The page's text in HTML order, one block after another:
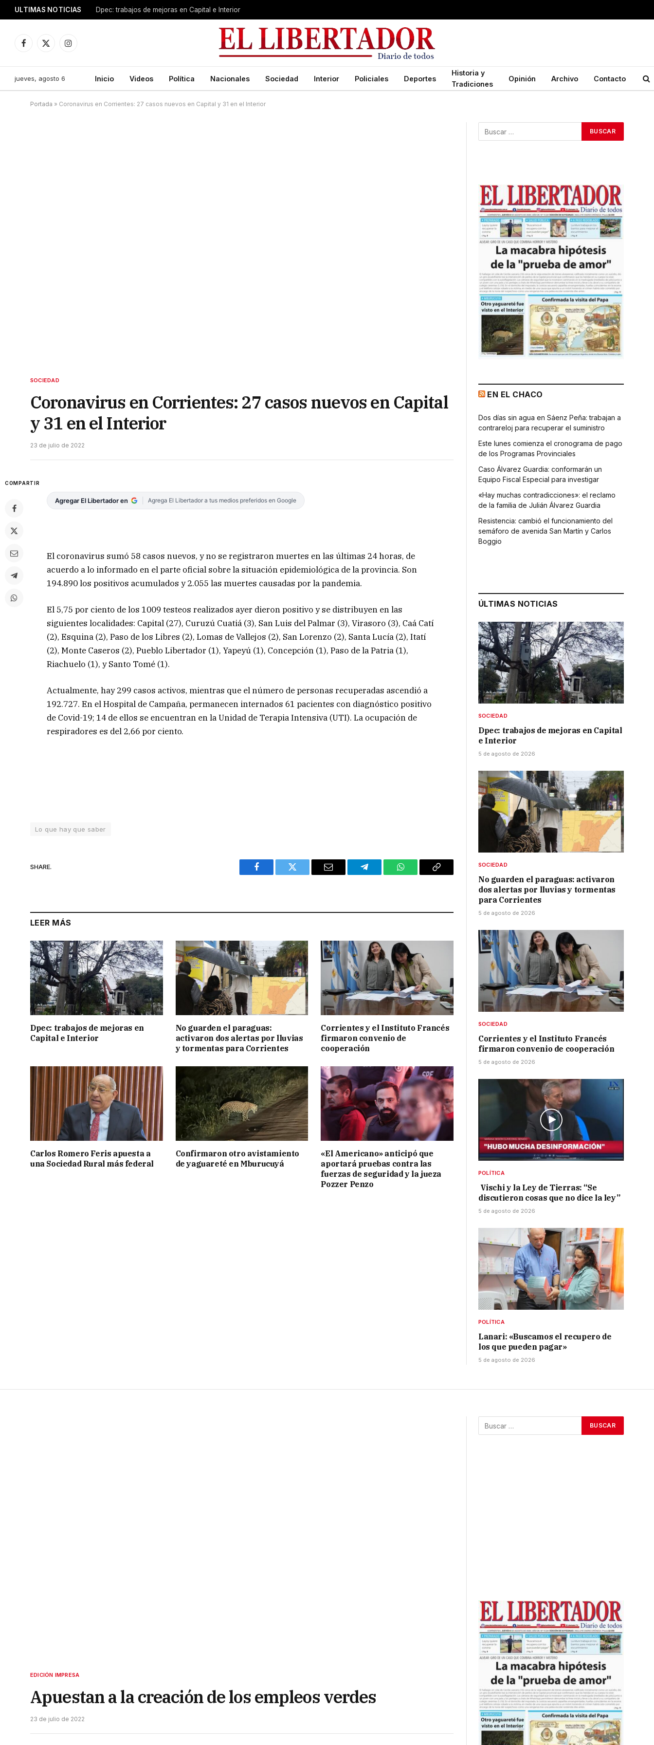
ULTIMAS NOTICIAS Dpec: trabajos de mejoras en Capital e Interior
Facebook
X
Instagram
jueves, agosto 6 Inicio Videos Política Nacionales Sociedad Interior Policiales Deportes
Historia y
Tradiciones
Opinión Archivo Contacto
Portada » Coronavirus en Corrientes: 27 casos nuevos en Capital y 31 en el Interior
SOCIEDAD
Coronavirus en Corrientes: 27 casos nuevos en Capital
y 31 en el Interior
23 de julio de 2022
COMPARTIR
Agregar El Libertador en Agrega El Libertador a tus medios preferidos en Google
El coronavirus sumó 58 casos nuevos, y no se registraron muertes en las últimas 24 horas, de
acuerdo a lo informado en el parte oficial sobre la situación epidemiológica de la provincia. Son
194.890 los positivos acumulados y 2.055 las muertes causadas por la pandemia.
El 5,75 por ciento de los 1009 testeos realizados ayer dieron positivo y se distribuyen en las
siguientes localidades: Capital (27), Curuzú Cuatiá (3), San Luis del Palmar (3), Virasoro (3), Caá Catí
(2), Esquina (2), Paso de los Libres (2), Lomas de Vallejos (2), San Lorenzo (2), Santa Lucía (2), Itatí
(2), Monte Caseros (2), Pueblo Libertador (1), Yapeyú (1), Concepción (1), Paso de la Patria (1),
Riachuelo (1), y Santo Tomé (1).
Actualmente, hay 299 casos activos, mientras que el número de personas recuperadas ascendió a
192.727. En el Hospital de Campaña, permanecen internados 61 pacientes con diagnóstico positivo
de Covid-19; 14 de ellos se encuentran en la Unidad de Terapia Intensiva (UTI). La ocupación de
respiradores es del 2,66 por ciento.
Lo que hay que saber
SHARE.
Facebook Twitter Email Telegram WhatsAppCopy
LEER MÁS
Dpec: trabajos de mejoras en
Capital e Interior
No guarden el paraguas:
activaron dos alertas por lluvias
y tormentas para Corrientes
Corrientes y el Instituto Francés
firmaron convenio de
cooperación
Carlos Romero Feris apuesta a
una Sociedad Rural más federal
Confirmaron otro avistamiento
de yaguareté en Mburucuyá
«El Americano» anticipó que
aportará pruebas contra las
fuerzas de seguridad y la jueza
Pozzer Penzo
EN EL CHACO
Dos días sin agua en Sáenz Peña: trabajan a
contrareloj para recuperar el suministro
Este lunes comienza el cronograma de pago
de los Programas Provinciales
Caso Álvarez Guardia: conformarán un
Equipo Fiscal Especial para investigar
«Hay muchas contradicciones»: el reclamo
de la familia de Julián Álvarez Guardia
Resistencia: cambió el funcionamiento del
semáforo de avenida San Martín y Carlos
Boggio
ÚLTIMAS NOTICIAS
SOCIEDAD
Dpec: trabajos de mejoras en Capital
e Interior
5 de agosto de 2026
SOCIEDAD
No guarden el paraguas: activaron
dos alertas por lluvias y tormentas
para Corrientes
5 de agosto de 2026
SOCIEDAD
Corrientes y el Instituto Francés
firmaron convenio de cooperación
5 de agosto de 2026
POLÍTICA
Vischi y la Ley de Tierras: “Se
discutieron cosas que no dice la ley”
5 de agosto de 2026
POLÍTICA
Lanari: «Buscamos el recupero de
los que pueden pagar»
5 de agosto de 2026
EDICIÓN IMPRESA
Apuestan a la creación de los empleos verdes
23 de julio de 2022